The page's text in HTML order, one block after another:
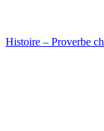
Histoire – Proverbe